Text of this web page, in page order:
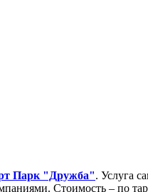
Парк "Дружба". Услуга
Стоимость – по